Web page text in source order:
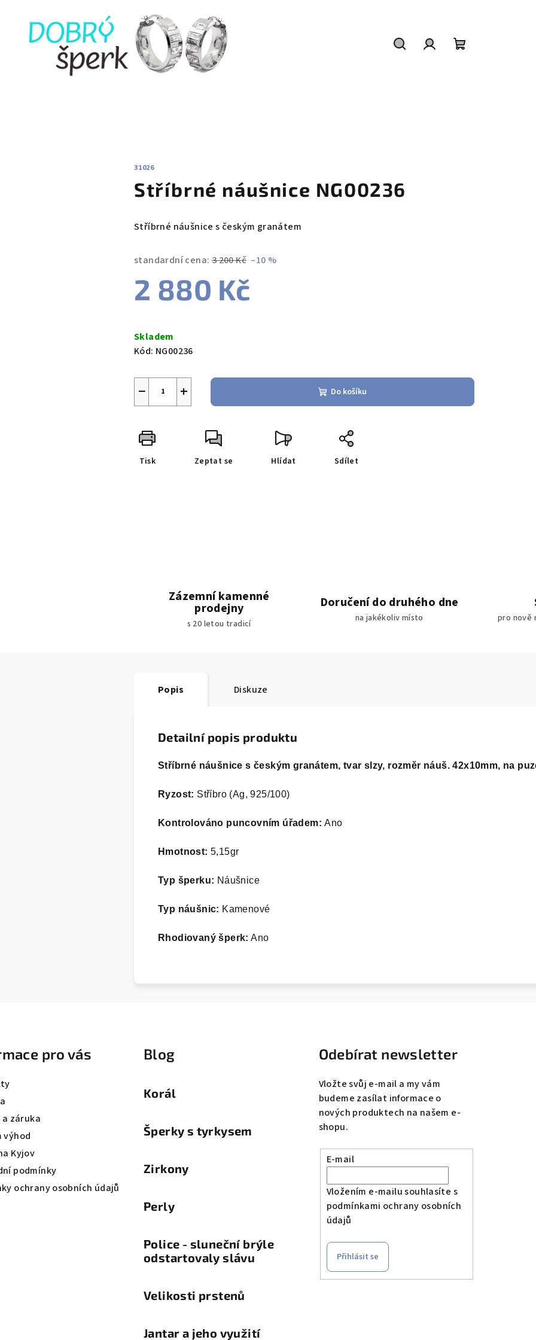
31026
Stříbrné náušnice NG00236
Stříbrné náušnice s českým granátem
standardní cena: 3 200 Kč –10 %
2 880 Kč
cena:
Skladem
Kód: NG00236
+
− Do košíku
Tisk Zeptat se Hlídat Sdílet
Zázemní kamenné
prodejny
s 20 letou tradicí
Doručení do druhého dne
na jakékoliv místo pro nově
Popis Diskuze
Detailní popis produktu
Stříbrné náušnice s českým granátem, tvar slzy, rozměr náuš. 42x10mm, na
Ryzost: Stříbro (Ag, 925/100)
Kontrolováno puncovním úřadem:Ano
Hmotnost: 5,15gr
Typ šperku: Náušnice
Typ náušnic: Kamenové
Rhodiovaný šperk: Ano
pro vás
záruka
výhod
Kyjov
podmínky
ochrany osobních údajů
Blog
Korál
Šperky s tyrkysem
Zirkony
Perly
Police - sluneční brýle
odstartovaly slávu
Velikosti prstenů
Jantar a jeho využití
Odebírat newsletter
Vložte svůj e-mail a my vám
budeme zasílat informace o
nových produktech na našem e-
shopu.
E-mail
Vložením e-mailu souhlasíte s
podmínkami ochrany osobních
údajů
Přihlásit se